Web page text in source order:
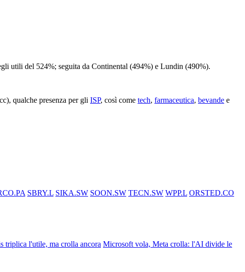
utili del 524%; seguita da Continental (494%) e Lundin (490%).
qualche presenza per gli ISP, così come tech, farmaceutica, bevande e
SBRY.L SIKA.SW SOON.SW TECN.SW WPP.L ORSTED.CO
triplica l'utile, ma crolla ancora Microsoft vola, Meta crolla: l'AI divide le